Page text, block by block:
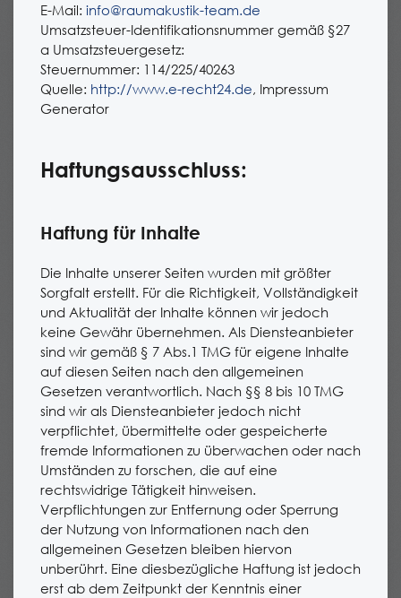
E-Mail: info@raumakustik-team.de
Umsatzsteuer-Identifikationsnummer gemäß §27
a Umsatzsteuergesetz:
Steuernummer: 114/225/40263
Quelle: http://www.e-recht24.de , Impressum
Generator
Haftungsausschluss:
Haftung für Inhalte
Die Inhalte unserer Seiten wurden mit größter
Sorgfalt erstellt. Für die Richtigkeit, Vollständigkeit
und Aktualität der Inhalte können wir jedoch
keine Gewähr übernehmen. Als Diensteanbieter
sind wir gemäß § 7 Abs.1 TMG für eigene Inhalte
auf diesen Seiten nach den allgemeinen
Gesetzen verantwortlich. Nach §§ 8 bis 10 TMG
sind wir als Diensteanbieter jedoch nicht
verpflichtet, übermittelte oder gespeicherte
fremde Informationen zu überwachen oder nach
Umständen zu forschen, die auf eine
rechtswidrige Tätigkeit hinweisen.
Verpflichtungen zur Entfernung oder Sperrung
der Nutzung von Informationen nach den
allgemeinen Gesetzen bleiben hiervon
unberührt. Eine diesbezügliche Haftung ist jedoch
erst ab dem Zeitpunkt der Kenntnis einer